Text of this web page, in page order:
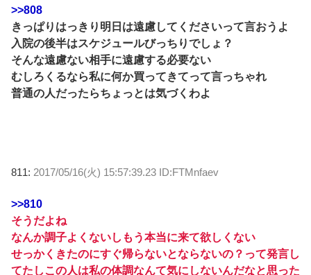
>>808
きっぱりはっきり明日は遠慮してくださいって言おうよ
入院の後半はスケジュールびっちりでしょ？
そんな遠慮ない相手に遠慮する必要ない
むしろくるなら私に何か買ってきてって言っちゃれ
普通の人だったらちょっとは気づくわよ
811: 2017/05/16(火) 15:57:39.23 ID:FTMnfaev
>>810
そうだよね
なんか調子よくないしもう本当に来て欲しくない
せっかくきたのにすぐ帰らないとならないの？って発言し
てたしこの人は私の体調なんて気にしないんだなと思った